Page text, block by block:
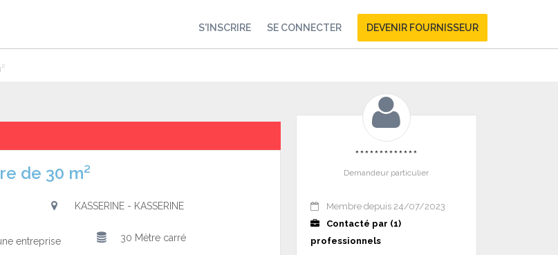
S'INSCRIRE SE CONNECTER DEVENIR FOURNISSEUR
de 30 m²
KASSERINE - KASSERINE
entreprise 30 Mètre carré
*************
Demandeur particulier
Membre depuis 24/07/2023
Contacté par (1)
professionnels